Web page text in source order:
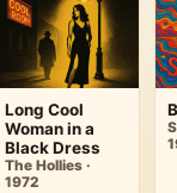
Long Cool
Woman in a
Black Dress
The Hollies ·
1972